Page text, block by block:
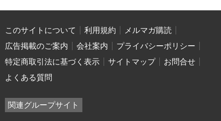
このサイトについて 利用規約
メルマガ購読
広告掲載のご案内
会社案内
プライバシーポリシー
特定商取引法に基づく表示
サイトマップ
お問合せ
よくある質問
関連グループサイト